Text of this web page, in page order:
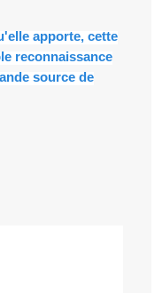
apporte, cette
reconnaissance
source de